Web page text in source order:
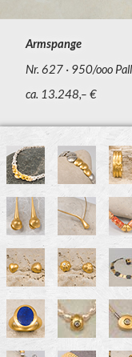
Armspange
Nr. 627
950/ooo
ca. 13.248,– €